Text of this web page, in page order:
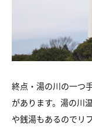
終点・湯の川の一つ
があります。湯の川
や銭湯もあるのでリ